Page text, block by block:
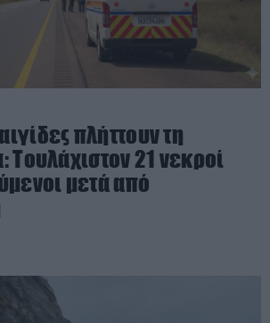
πλήττουν τη
Toυλάχιστον 21 νεκροί
μετά από